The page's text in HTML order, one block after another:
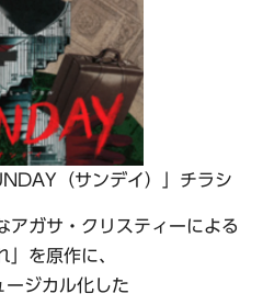
（サンデイ）」チラシ
アガサ・クリスティーによる
を原作に、
ジカル化した